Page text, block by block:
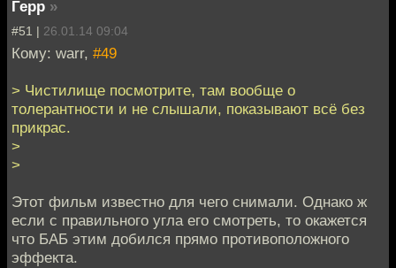
Герр »
#51 | 26.01.14 09:04
Кому: warr, #49
> Чистилище посмотрите, там вообще о
толерантности и не слышали, показывают всё без
прикрас.
>
>
Этот фильм известно для чего снимали. Однако ж
если с правильного угла его смотреть, то окажется
что БАБ этим добился прямо противоположного
эффекта.